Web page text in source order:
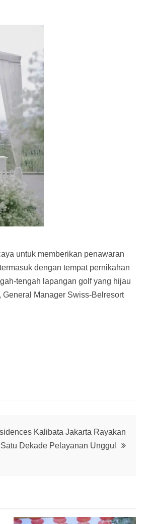
untuk memberikan penawaran
dengan tempat pernikahan
tengah lapangan golf yang hijau
Manager Swiss-Belresort
Kalibata Jakarta Rayakan
Satu Dekade Pelayanan Unggul